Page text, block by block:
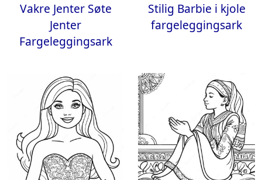
Vakre Jenter Søte
Jenter
Fargeleggingsark
Stilig Barbie i kjole
fargeleggingsark